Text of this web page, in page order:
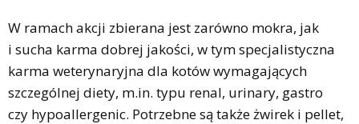
W ramach akcji zbierana jest zarówno mokra, jak
i sucha karma dobrej jakości, w tym specjalistyczna
karma weterynaryjna dla kotów wymagających
szczególnej diety, m.in. typu renal, urinary, gastro
czy hypoallergenic. Potrzebne są także żwirek i pellet,